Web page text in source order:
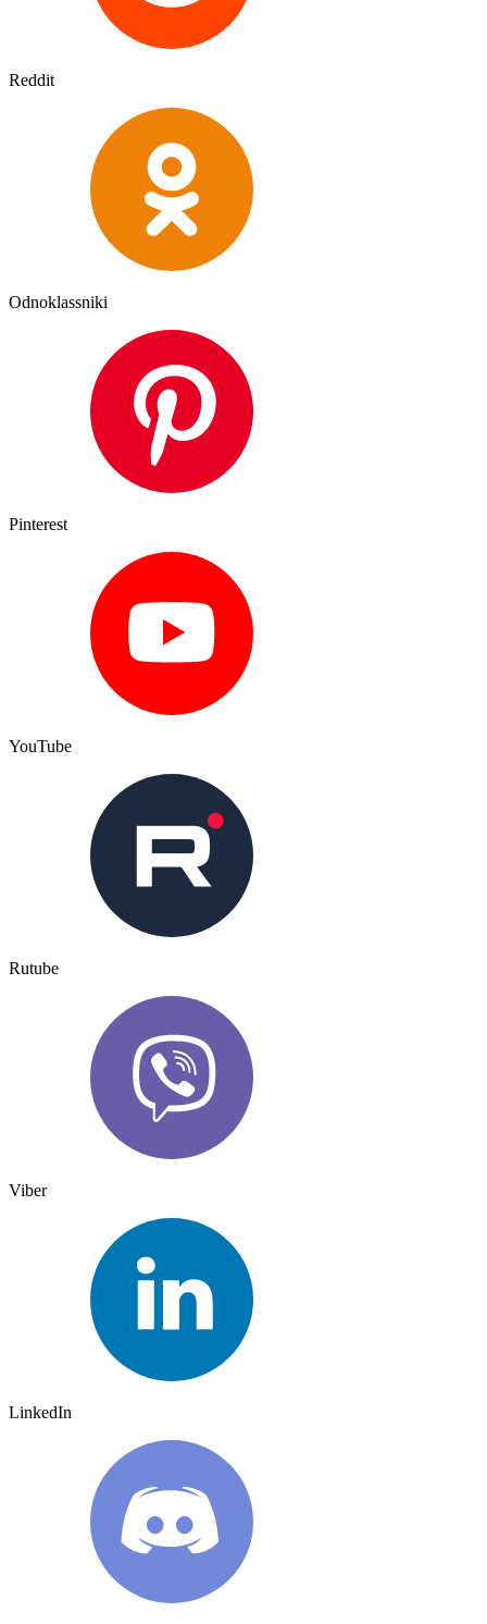
Reddit
Odnoklassniki
Pinterest
YouTube
Rutube
Viber
LinkedIn